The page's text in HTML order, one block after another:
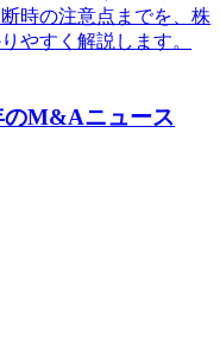
時の注意点までを、株
やすく解説します。
M&Aニュース